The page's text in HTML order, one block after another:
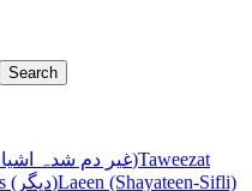
Search
Ghair Dum Shuda Products (غیر دم شدہ اشیاء)Taweezat
Others (دیگر)Laeen (Shayateen-Sifli)